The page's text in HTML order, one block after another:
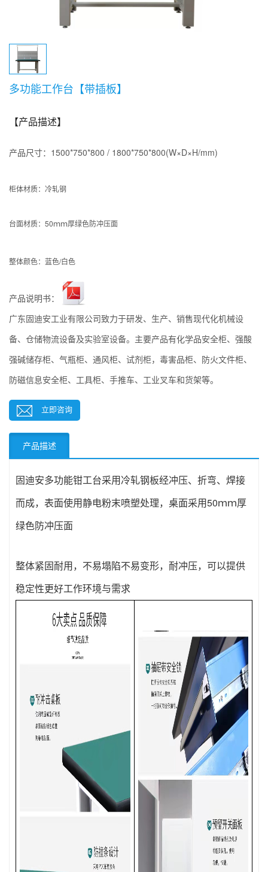
多功能工作台【带插板】
【产品描述】
产品尺寸：1500*750*800 / 1800*750*800(W×D×H/mm)
柜体材质：冷轧钢
台面材质： 50ｍｍ厚绿色防冲压面
整体颜色：蓝色/白色
产品说明书：
广东固迪安工业有限公司致力于研发、生产、销售现代化机械设
备、仓储物流设备及实验室设备。主要产品有化学品安全柜、强酸
强碱储存柜、气瓶柜、通风柜、试剂柜，毒害品柜、防火文件柜、
防磁信息安全柜、工具柜、手推车、工业叉车和货架等。
立即咨询
产品描述
固迪安多功能钳工台采用冷轧钢板经冲压、折弯、焊接
而成， 表面使用静电粉末喷塑处理， 桌面采用50ｍｍ厚
绿色防冲压面
整体紧固耐用，不易塌陷不易变形，耐冲压，可以提供
稳定性更好工作环境与需求